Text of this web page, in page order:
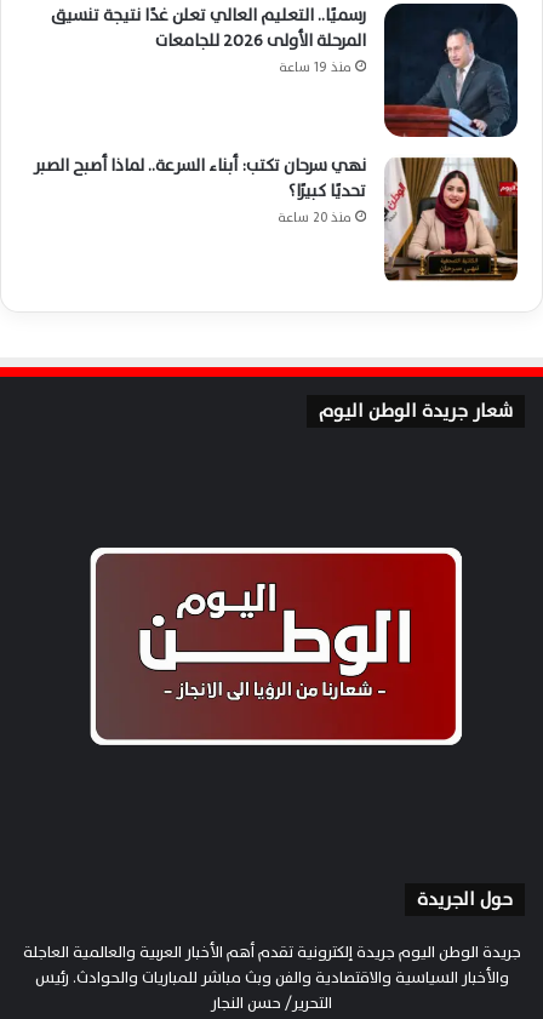
رسميًا.. التعليم العالي تعلن غدًا نتيجة تنسيق
المرحلة الأولى 2026 للجامعات
منذ 19 ساعة
نهي سرحان تكتب: أبناء السرعة.. لماذا أصبح الصبر
تحديًا كبيرًا؟
منذ 20 ساعة
شعار جريدة الوطن اليوم
حول الجريدة
جريدة الوطن اليوم جريدة إلكترونية تقدم أهم الأخبار العربية والعالمية العاجلة
والأخبار السياسية والاقتصادية والفن وبث مباشر للمباريات والحوادث. رئيس
التحرير/ حسن النجار